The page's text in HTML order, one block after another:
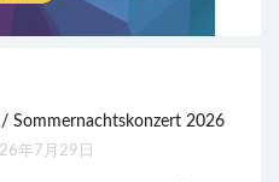
Sommernachtskonzert 2026
年7月29日